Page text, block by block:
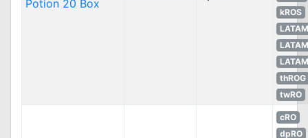
Potion 20 Box
kROS
LATAM
LATAM
LATAM
thROG
twRO
cRO
dpRO